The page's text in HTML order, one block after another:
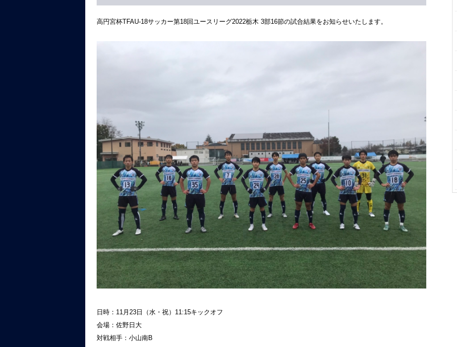
高円宮杯TFAU-18サッカー第18回ユースリーグ2022栃木 3部16節の試合結果をお知らせいたします。
日時：11月23日（水・祝）11:15キックオフ
会場：佐野日大
対戦相手：小山南B